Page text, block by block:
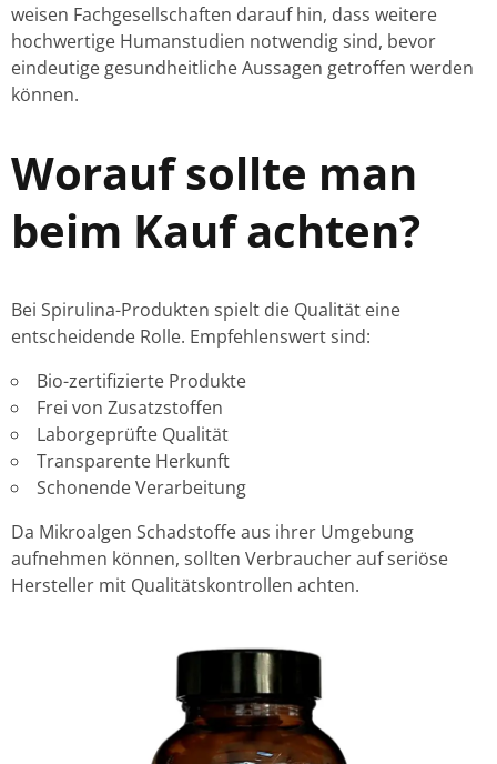
weisen Fachgesellschaften darauf hin, dass weitere
hochwertige Humanstudien notwendig sind, bevor
eindeutige gesundheitliche Aussagen getroffen werden
können.
Worauf sollte man
beim Kauf achten?
Bei Spirulina-Produkten spielt die Qualität eine
entscheidende Rolle. Empfehlenswert sind:
Bio-zertifizierte Produkte
Frei von Zusatzstoffen
Laborgeprüfte Qualität
Transparente Herkunft
Schonende Verarbeitung
Da Mikroalgen Schadstoffe aus ihrer Umgebung
aufnehmen können, sollten Verbraucher auf seriöse
Hersteller mit Qualitätskontrollen achten.